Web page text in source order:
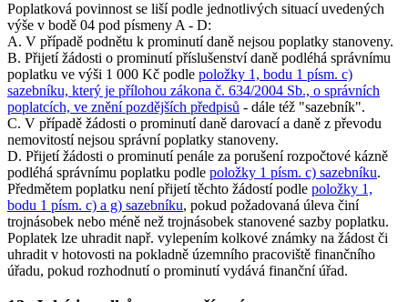
Poplatková povinnost se liší podle jednotlivých situací uvedených
výše v bodě 04 pod písmeny A - D:
A. V případě podnětu k prominutí daně nejsou poplatky stanoveny.
B. Přijetí žádosti o prominutí příslušenství daně podléhá správnímu
poplatku ve výši 1 000 Kč podle položky 1, bodu 1 písm. c)
sazebníku, který je přílohou zákona č. 634/2004 Sb., o správních
poplatcích, ve znění pozdějších předpisů - dále též "sazebník".
C. V případě žádosti o prominutí daně darovací a daně z převodu
nemovitostí nejsou správní poplatky stanoveny.
D. Přijetí žádosti o prominutí penále za porušení rozpočtové kázně
podléhá správnímu poplatku podle položky 1 písm. c) sazebníku.
Předmětem poplatku není přijetí těchto žádostí podle položky 1,
bodu 1 písm. c) a g) sazebníku, pokud požadovaná úleva činí
trojnásobek nebo méně než trojnásobek stanovené sazby poplatku.
Poplatek lze uhradit např. vylepením kolkové známky na žádost či
uhradit v hotovosti na pokladně územního pracoviště finančního
úřadu, pokud rozhodnutí o prominutí vydává finanční úřad.